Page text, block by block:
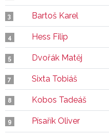
3 Bartoš Karel
4 Hess Filip
5 Dvořák Matěj
7 Sixta Tobiáš
8 Kobos Tadeáš
9 Písařík Oliver